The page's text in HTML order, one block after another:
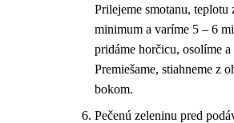
Prilejeme smotanu, teplotu
minimum a varíme 5 – 6
pridáme horčicu, osolíme
Premiešame, stiahneme z
bokom.
Pečenú zeleninu pred